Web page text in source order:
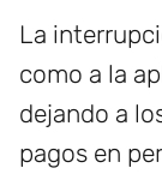
La
como a la
dejando a
pagos en